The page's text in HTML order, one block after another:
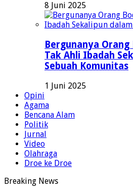
8 Juni 2025
Bergunanya Orang
Tak Ahli Ibadah
Sebuah Komunitas
1 Juni 2025
Opini
Agama
Bencana Alam
Politik
Jurnal
Video
Olahraga
Droe ke Droe
Breaking News